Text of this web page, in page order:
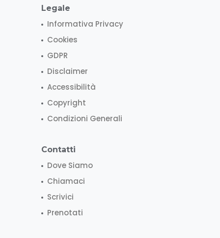
Legale
Informativa Privacy
Cookies
GDPR
Disclaimer
Accessibilità
Copyright
Condizioni Generali
Contatti
Dove Siamo
Chiamaci
Scrivici
Prenotati